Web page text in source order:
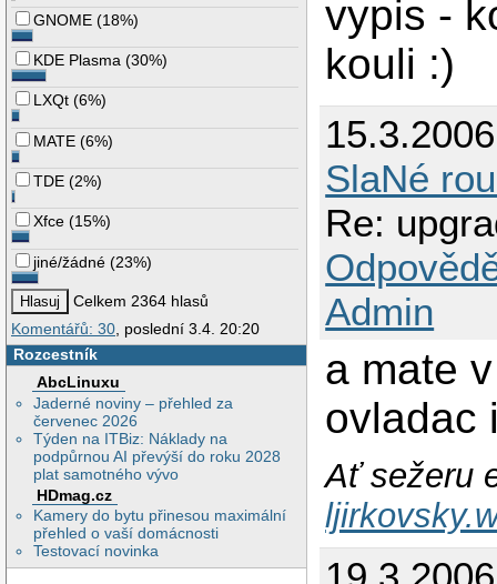
GNOME (18%)
KDE Plasma (30%)
LXQt (6%)
MATE (6%)
TDE (2%)
Xfce (15%)
jiné/žádné (23%)
Celkem 2364 hlasů
Komentářů: 30, poslední 3.4. 20:20
Rozcestník
AbcLinuxu
Jaderné noviny – přehled za
červenec 2026
Týden na ITBiz: Náklady na
podpůrnou AI převýší do roku 2028
plat samotného vývo
HDmag.cz
Kamery do bytu přinesou maximální
přehled o vaší domácnosti
Testovací novinka
vypis -
kouli :)
SlaNé
Re:
Admin
a mate
ovladac
Ať sežeru